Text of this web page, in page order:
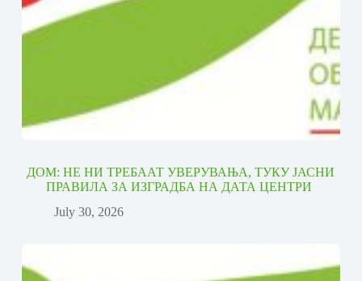
ДОМ: НЕ НИ ТРЕБААТ УВЕРУВАЊА, ТУКУ ЈАСНИ
ПРАВИЛА ЗА ИЗГРАДБА НА ДАТА ЦЕНТРИ
July 30, 2026